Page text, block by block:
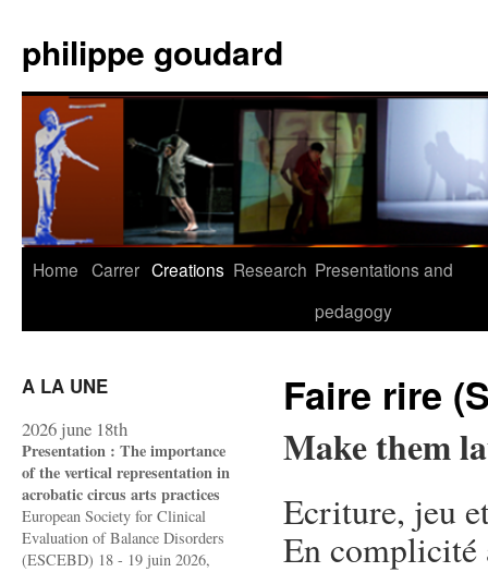
content
philippe goudard
Home Carrer Creations Research Presentations and
pedagogy
A LA UNE
2026 june 18th
Presentation : The importance
of the vertical representation in
acrobatic circus arts practices
European Society for Clinical
Evaluation of Balance Disorders
(ESCEBD) 18 - 19 juin 2026,
Faire rire
Make them
Ecriture, jeu
En complicité